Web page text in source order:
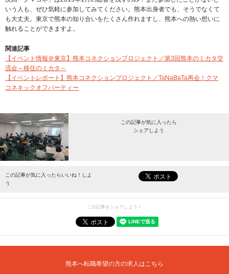
いう人も、ぜひ気軽に参加してみてください。熊本出身者でも、そうでなくて
も大丈夫。東京で熊本の知り合いをたくさん作れますし、熊本への熱い想いに
触れることができますよ。
関連記事
【イベント情報＠東京】熊本コネクションプロジェクト／第3回熊本のミカタ交
流会～移住のミカタ～
【イベントレポート】熊本コネクションプロジェクト／TaNaBaTa再会！クマ
コネキックオフパーティー
この記事が気に入ったら
シェアしよう
最新情報をお届けします。
この記事が気に入ったらいいね！しよ
う
この記事をシェアしよう！
熊本へ転職希望の方の求人はこちら